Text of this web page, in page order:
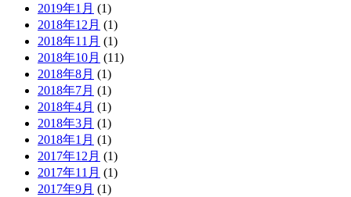
2019年1月 (1)
2018年12月 (1)
2018年11月 (1)
2018年10月 (11)
2018年8月 (1)
2018年7月 (1)
2018年4月 (1)
2018年3月 (1)
2018年1月 (1)
2017年12月 (1)
2017年11月 (1)
2017年9月 (1)